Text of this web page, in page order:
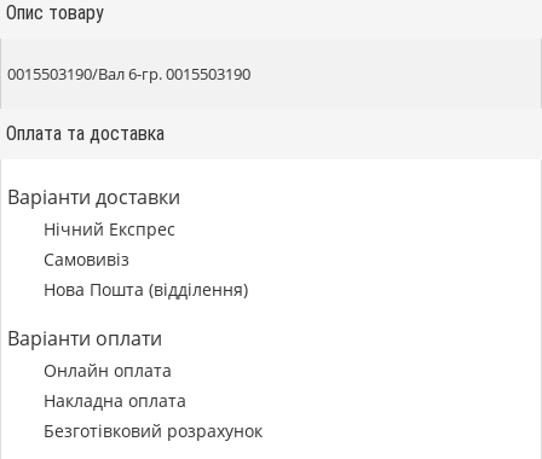
Опис товару
0015503190/Вал 6-гр. 0015503190
Оплата та доставка
Варіанти доставки
Нічний Експрес
Самовивіз
Нова Пошта (відділення)
Варіанти оплати
Онлайн оплата
Накладна оплата
Безготівковий розрахунок